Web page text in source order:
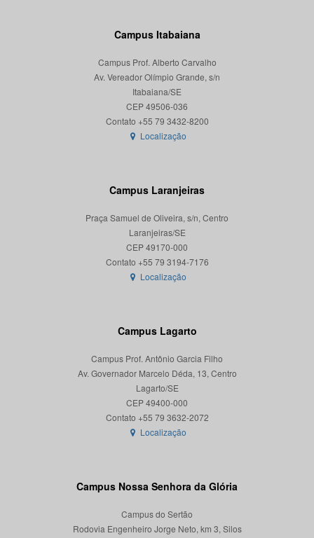
Campus Itabaiana
Campus Prof. Alberto Carvalho
Av. Vereador Olímpio Grande, s/n
Itabaiana/SE
CEP 49506-036
Localização
Campus Laranjeiras
Praça Samuel de Oliveira, s/n, Centro
Laranjeiras/SE
CEP 49170-000
Localização
Campus Lagarto
Campus Prof. Antônio Garcia Filho
Av. Governador Marcelo Déda, 13, Centro
Lagarto/SE
CEP 49400-000
Localização
Campus Nossa Senhora da Glória
Campus do Sertão
Rodovia Engenheiro Jorge Neto, km 3, Silos